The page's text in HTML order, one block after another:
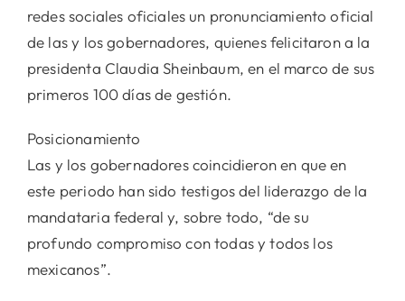
redes sociales oficiales un pronunciamiento oficial
de las y los gobernadores, quienes felicitaron a la
presidenta Claudia Sheinbaum, en el marco de sus
primeros 100 días de gestión.
Posicionamiento
Las y los gobernadores coincidieron en que en
este periodo han sido testigos del liderazgo de la
mandataria federal y, sobre todo, “de su
profundo compromiso con todas y todos los
mexicanos”.